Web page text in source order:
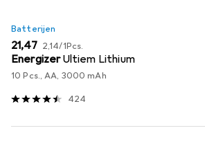
Batterijen
EUR
21,47 EUR
2,14/1Pcs.
EnergizerUltiem Lithium
10 Pcs., AA, 3000 mAh
424